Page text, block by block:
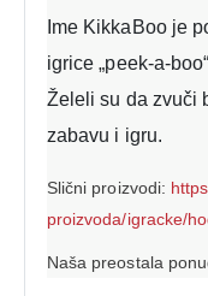
Ime KikkaBoo je
igrice „peek-a-
Želeli su da zvuči
zabavu i igru.
Slični proizvodi:
proizvoda/igracke/
Naša preostala